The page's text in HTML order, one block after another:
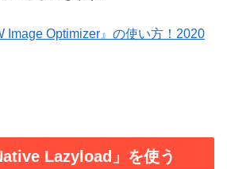
Image Optimizer』の使い方！2020
Lazyload」を使う